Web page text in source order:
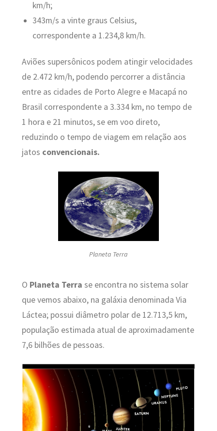
km/h;
343m/s a vinte graus Celsius,
correspondente a 1.234,8 km/h.
Aviões supersônicos podem atingir velocidades
de 2.472 km/h, podendo percorrer a distância
entre as cidades de Porto Alegre e Macapá no
Brasil correspondente a 3.334 km, no tempo de
1 hora e 21 minutos, se em voo direto,
reduzindo o tempo de viagem em relação aos
jatos convencionais.
Planeta Terra
O Planeta Terra se encontra no sistema solar
que vemos abaixo, na galáxia denominada Via
Láctea; possui diâmetro polar de 12.713,5 km,
população estimada atual de aproximadamente
7,6 bilhões de pessoas.